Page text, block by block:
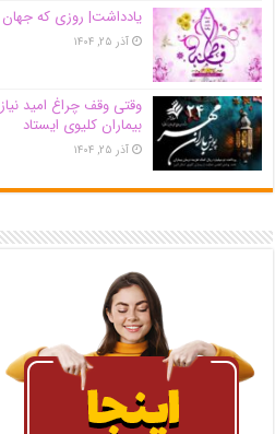
یادداشت| روزی که جهان
آذر ۲۵, ۱۴۰۴
وقتی وقف چراغ امید
بیماران کلیوی ایستاد
آذر ۲۵, ۱۴۰۴